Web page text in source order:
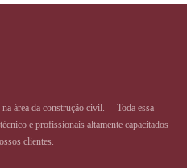
área da construção civil. ⠀ Toda essa
e profissionais altamente capacitados
clientes.